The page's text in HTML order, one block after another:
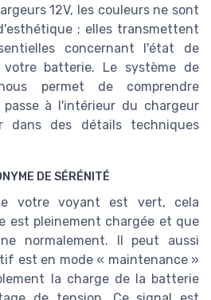
12V, les couleurs ne sont
; elles transmettent
concernant l'état de
batterie. Le système de
permet de comprendre
à l'intérieur du chargeur
dans des détails techniques
DE SÉRÉNITÉ
votre voyant est vert, cela
est pleinement chargée et que
normalement. Il peut aussi
est en mode « maintenance »
la charge de la batterie